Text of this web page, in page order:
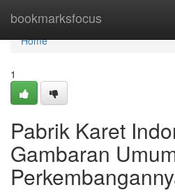
bookmarksfocus
Home
Home
1
Pabrik Karet
Gambaran